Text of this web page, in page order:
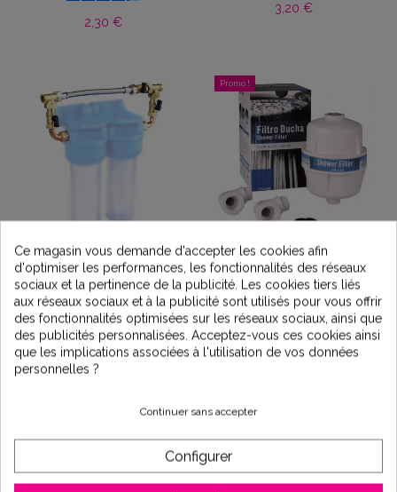
2,30 €
3,20 €
By-pass pour double
filtre - Prêt à monter, kit
complet
55,30 €
Promo !
Filtre de douche au
charbon actif
27,20 €
Ce magasin vous demande d'accepter les cookies afin
d'optimiser les performances, les fonctionnalités des réseaux
sociaux et la pertinence de la publicité. Les cookies tiers liés
aux réseaux sociaux et à la publicité sont utilisés pour vous offrir
des fonctionnalités optimisées sur les réseaux sociaux, ainsi que
des publicités personnalisées. Acceptez-vous ces cookies ainsi
que les implications associées à l'utilisation de vos données
personnelles ?
Continuer sans accepter
Configurer